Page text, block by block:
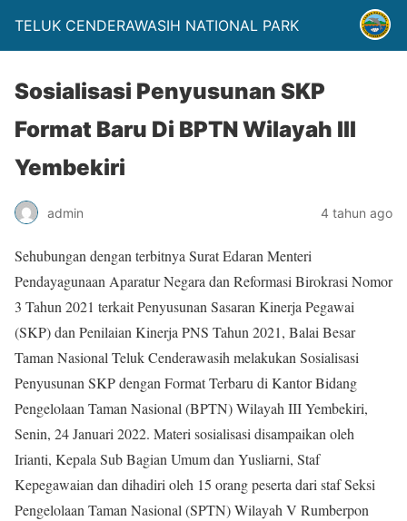
TELUK CENDERAWASIH NATIONAL PARK
Sosialisasi Penyusunan SKP
Format Baru Di BPTN Wilayah III
Yembekiri
admin 4 tahun ago
Sehubungan dengan terbitnya Surat Edaran Menteri
Pendayagunaan Aparatur Negara dan Reformasi Birokrasi Nomor
3 Tahun 2021 terkait Penyusunan Sasaran Kinerja Pegawai
(SKP) dan Penilaian Kinerja PNS Tahun 2021, Balai Besar
Taman Nasional Teluk Cenderawasih melakukan Sosialisasi
Penyusunan SKP dengan Format Terbaru di Kantor Bidang
Pengelolaan Taman Nasional (BPTN) Wilayah III Yembekiri,
Senin, 24 Januari 2022. Materi sosialisasi disampaikan oleh
Irianti, Kepala Sub Bagian Umum dan Yusliarni, Staf
Kepegawaian dan dihadiri oleh 15 orang peserta dari staf Seksi
Pengelolaan Taman Nasional (SPTN) Wilayah V Rumberpon